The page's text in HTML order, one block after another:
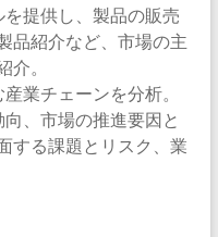
提供し、製品の販売
品紹介など、市場の主
。
業チェーンを分析。
、市場の推進要因と
する課題とリスク、業